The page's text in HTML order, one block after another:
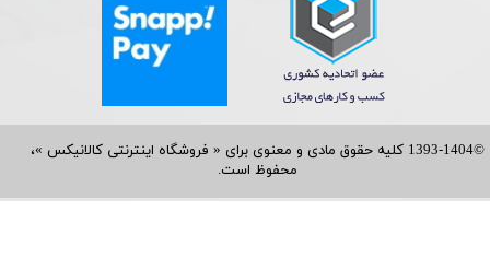
©1393-1404 کلیه حقوق مادی و معنوی برای « فروشگاه اینترنتی کالانیکس »،
محفوظ است.​​​​​​​